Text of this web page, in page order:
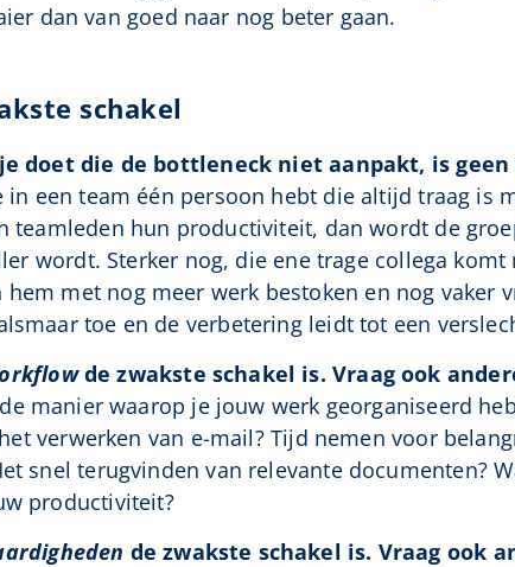
dan van goed naar nog beter gaan.
schakel
doet die de bottleneck niet aanpakt, is
in een team één persoon hebt die altijd traag is
teamleden hun productiviteit, dan wordt de
wordt. Sterker nog, die ene trage collega
hem met nog meer werk bestoken en nog vaker
toe en de verbetering leidt tot een
de zwakste schakel is. Vraag ook
manier waarop je jouw werk georganiseerd
verwerken van e-mail? Tijd nemen voor
snel terugvinden van relevante documenten?
productiviteit?
de zwakste schakel is. Vraag ook